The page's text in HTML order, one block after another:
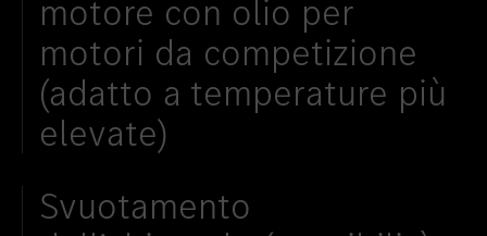
motore con olio per
motori da competizione
(adatto a temperature più
elevate)
Svuotamento